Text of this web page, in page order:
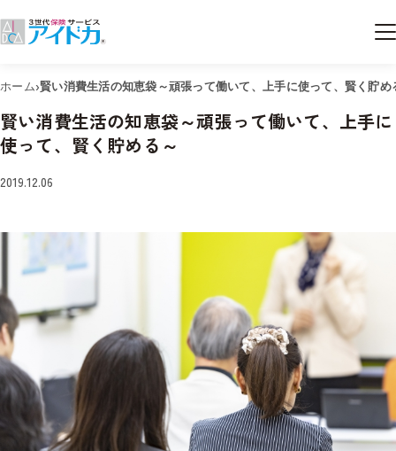
ホーム›賢い消費生活の知恵袋～頑張って働いて、上手に使って、賢く貯め
賢い消費生活の知恵袋～頑張って働いて、上手に
使って、賢く貯める～
2019.12.06